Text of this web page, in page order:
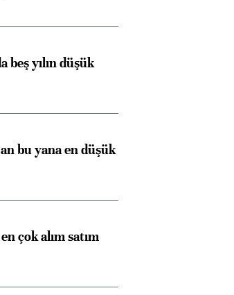
beş yılın düşük
bu yana en düşük
çok alım satım